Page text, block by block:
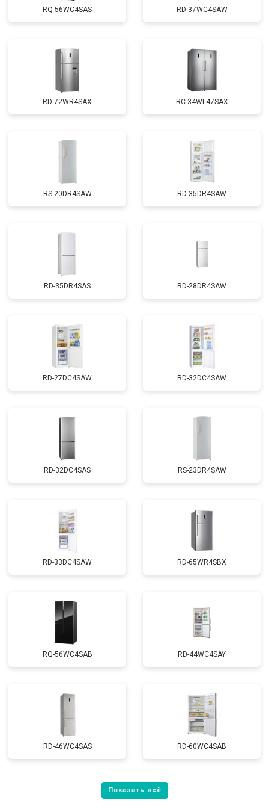
RQ-56WC4SAS RD-37WC4SAW
RD-72WR4SAX RС-34WL47SAX
RS-20DR4SAW RD-35DR4SAW
RD-35DR4SAS RD-28DR4SAW
RD-27DC4SAW RD-32DC4SAW
RD-32DC4SAS RS-23DR4SAW
RD-33DC4SAW RD-65WR4SBX
RQ-56WC4SAB RD-44WC4SAY
RD-46WC4SAS RD-60WC4SAB